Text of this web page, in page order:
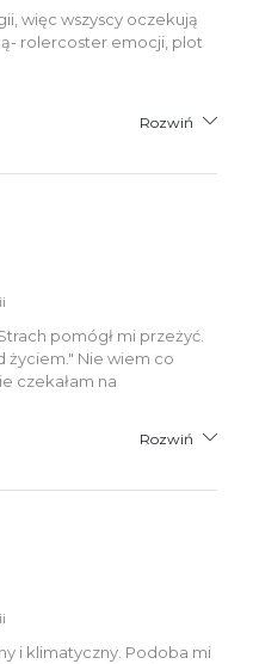
więc wszyscy oczekują
rolercoster emocji, plot
Rozwiń
pomógł mi przeżyć.
życiem." Nie wiem co
czekałam na
Rozwiń
i klimatyczny. Podoba mi